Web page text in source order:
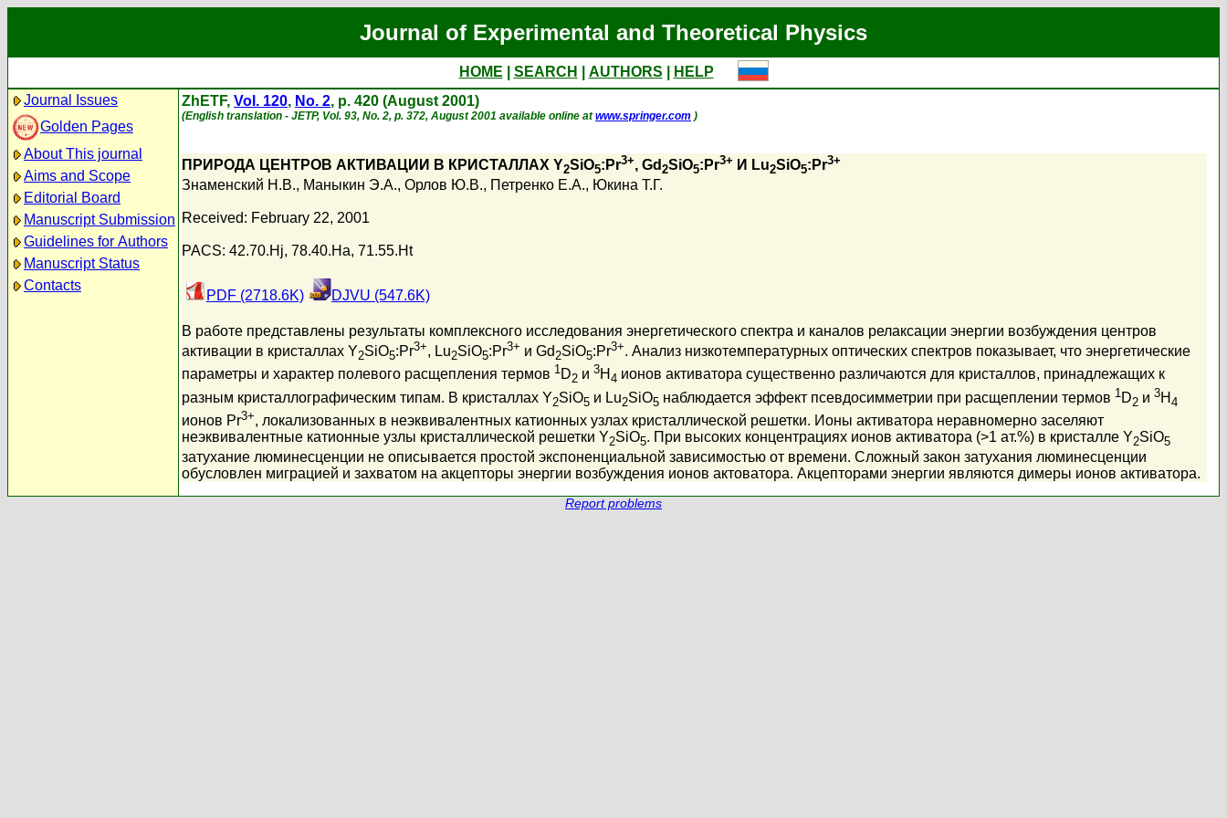
Journal of Experimental and Theoretical Physics
HOME SEARCH AUTHORS
HELP
Journal Issues
Golden Pages
About This journal
Aims and Scope
Editorial Board
Manuscript Submission
Guidelines for Authors
Manuscript Status
Contacts
ZhETF, Vol. 120, No. 2, p. 420 (August 2001)
(English translation - JETP, Vol. 93, No. 2, p. 372, August 2001 available online atwww.springer.com )
ПРИРОДА ЦЕНТРОВ АКТИВАЦИИ В КРИСТАЛЛАХ Y2SiO5:Pr3+, Gd 2SiO5:Pr3+ И Lu2SiO5:Pr3+
Знаменский Н.В., Маныкин Э.А., Орлов Ю.В., Петренко Е.А., Юкина Т.Г.
Received: February 22, 2001
PACS: 42.70.Hj, 78.40.Ha, 71.55.Ht
PDF (2718.6K) DJVU (547.6K)
В работе представлены результаты комплексного исследования энергетического спектра и каналов релаксации энергии возбуждения центров
активации в кристаллах Y2SiO5:Pr3+, Lu2SiO5:Pr3+ и Gd2SiO5:Pr3+. Анализ низкотемпературных оптических спектров показывает, что энергетические
параметры и характер полевого расщепления термов 1D2 и 3H 4 ионов активатора существенно различаются для кристаллов, принадлежащих к
разным кристаллографическим типам. В кристаллах Y2SiO5 и Lu2SiO5 наблюдается эффект псевдосимметрии при расщеплении термов 1 D2 и 3H 4
ионов Pr3+, локализованных в неэквивалентных катионных узлах кристаллической решетки. Ионы активатора неравномерно заселяют
неэквивалентные катионные узлы кристаллической решетки Y2SiO5. При высоких концентрациях ионов активатора (>1 ат.%) в кристалле Y2SiO5
затухание люминесценции не описывается простой экспоненциальной зависимостью от времени. Сложный закон затухания люминесценции
обусловлен миграцией и захватом на акцепторы энергии возбуждения ионов актоватора. Акцепторами энергии являются димеры ионов активатора.
Report problems